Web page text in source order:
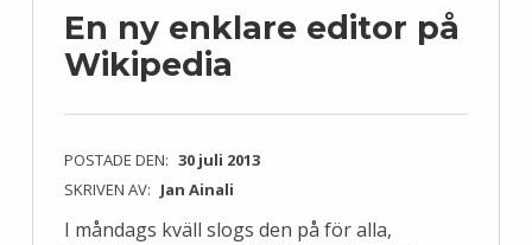
En ny enklare editor på
Wikipedia
POSTADE DEN: 30 juli 2013
SKRIVEN AV: Jan Ainali
I måndags kväll slogs den på för alla,